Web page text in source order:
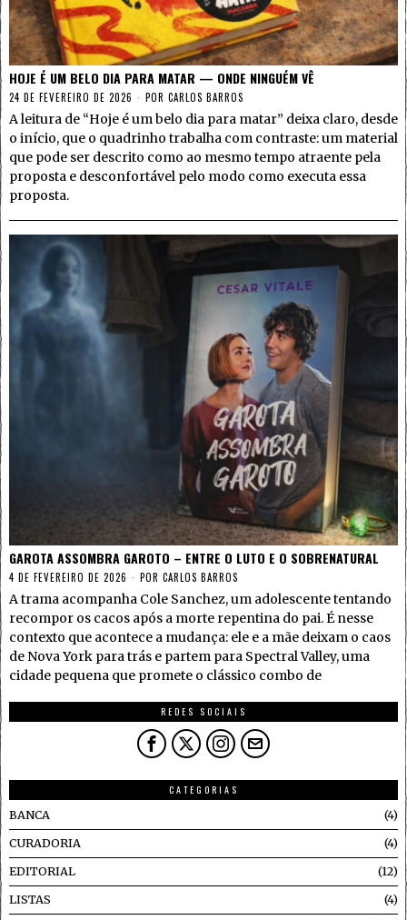
HOJE É UM BELO DIA PARA MATAR — ONDE NINGUÉM VÊ
24 DE FEVEREIRO DE 2026 POR CARLOS BARROS
A leitura de “Hoje é um belo dia para matar” deixa claro, desde
o início, que o quadrinho trabalha com contraste: um material
que pode ser descrito como ao mesmo tempo atraente pela
proposta e desconfortável pelo modo como executa essa
proposta.
GAROTA ASSOMBRA GAROTO – ENTRE O LUTO E O SOBRENATURAL
4 DE FEVEREIRO DE 2026 POR CARLOS BARROS
A trama acompanha Cole Sanchez, um adolescente tentando
recompor os cacos após a morte repentina do pai. É nesse
contexto que acontece a mudança: ele e a mãe deixam o caos
de Nova York para trás e partem para Spectral Valley, uma
cidade pequena que promete o clássico combo de
REDES SOCIAIS
CATEGORIAS
BANCA
4
CURADORIA 4
EDITORIAL 12
LISTAS 4